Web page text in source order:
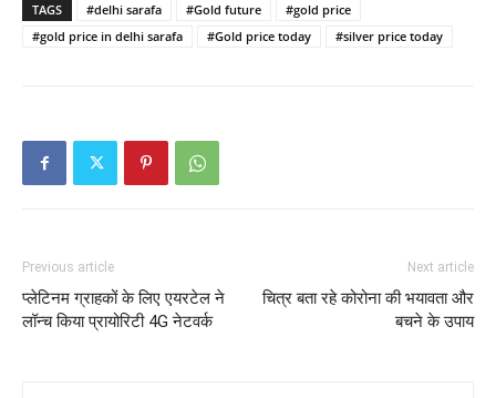
TAGS #delhi sarafa #Gold future
#gold price
#gold price in delhi sarafa
#Gold price today #silver price today
Previous article
प्लेटिनम ग्राहकों के लिए एयरटेल ने
लॉन्च किया प्रायोरिटी 4G नेटवर्क
Next article
चित्र बता रहे कोरोना की भयावता और
बचने के उपाय